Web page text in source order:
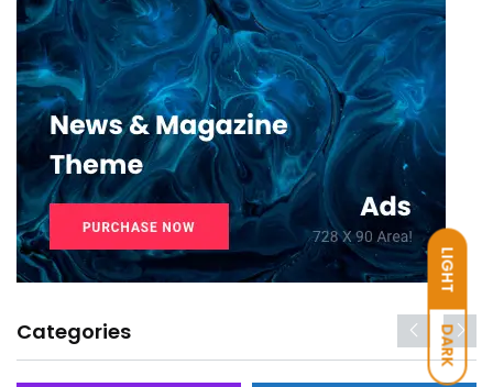
LIGHT
DARK
Categories